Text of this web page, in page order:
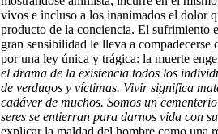
vivos e incluso a los inanimados el dolor
producto de la conciencia. El sufrimiento
gran sensibilidad le lleva a compadecerse
por una ley única y trágica: la muerte
el drama de la existencia todos los
de verdugos y víctimas. Vivir significa
cadáver de muchos. Somos un
seres se entierran para darnos vida con
explicar la maldad del hombre como una